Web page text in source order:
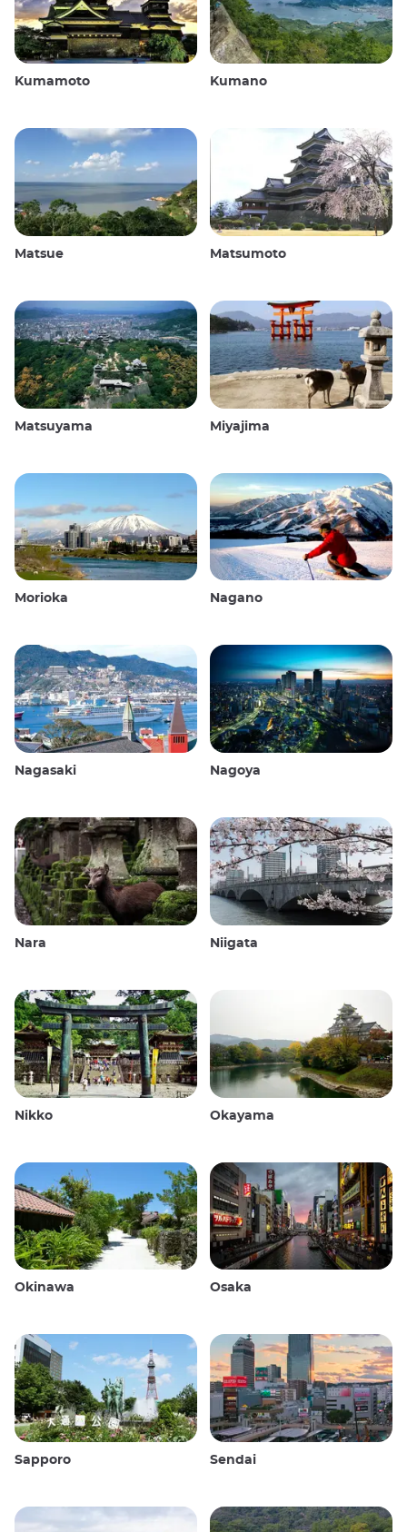
Kumamoto Kumano
Matsue Matsumoto
Matsuyama Miyajima
Morioka Nagano
Nagasaki Nagoya
Nara Niigata
Nikko Okayama
Okinawa Osaka
Sapporo Sendai